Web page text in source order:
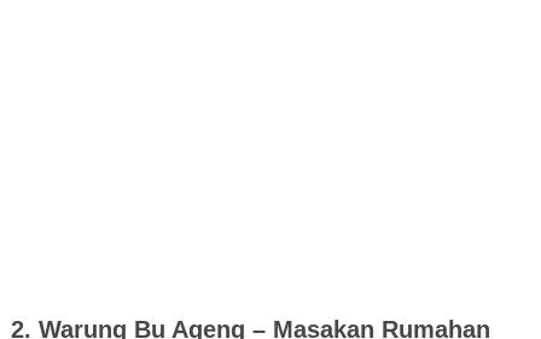
2. Warung Bu Ageng – Masakan Rumahan